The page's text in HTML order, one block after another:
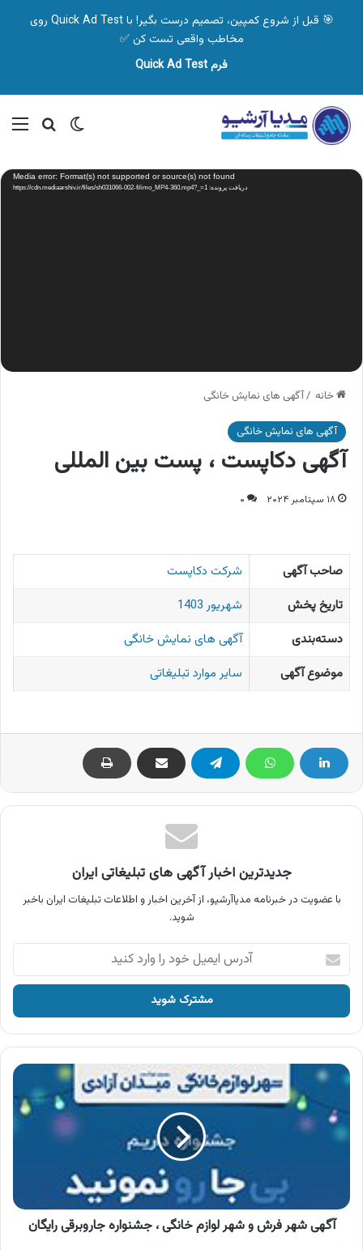
🎯 قبل از شروع کمپین، تصمیم درست بگیر! با Quick Ad Test روی
مخاطب واقعی تست کن ✅
فرم Quick Ad Test
تغییر پوسته
نمایشگر
ویدیو Media error: Format(s) not supported or source(s) not found
دریافت پرونده: https://cdn.mediaarshiv.ir/files/sh031066-002-filimo_MP4-360.mp4?_=1
خانه /آگهی های نمایش خانگی
آگهی های نمایش خانگی
آگهی دکاپست ، پست بین المللی
۱۸ سپتامبر ۲۰۲۴ ۰
صاحب آگهی
شرکت دکاپست
تاریخ پخش
شهریور 1403
دسته‌بندی
آگهی های نمایش خانگی
موضوع آگهی
سایر موارد تبلیغاتی
جدیدترین اخبار آگهی های تبلیغاتی ایران
با عضویت در خبرنامه مدیاآرشیو، از آخرین اخبار و اطلاعات تبلیغات ایران باخبر
شوید.
آدرس
ایمیل
خود
وارد
کنید
آگهی
شهر
فرش
شهر
جشنواره
جاروبرقی
آگهی شهر فرش و شهر لوازم خانگی ، جشنواره جاروبرقی رایگان